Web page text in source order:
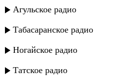
Агульское радио
Табасаранское радио
Ногайское радио
Татское радио
Фатима - Как быть я не